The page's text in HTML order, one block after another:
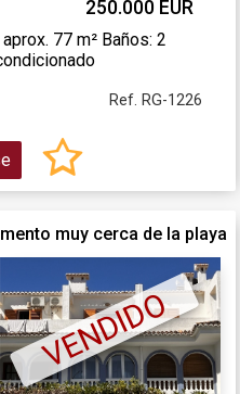
250.000 EUR
77 m² Baños: 2
Ref. RG-1226
muy cerca de la playa
VENDIDO